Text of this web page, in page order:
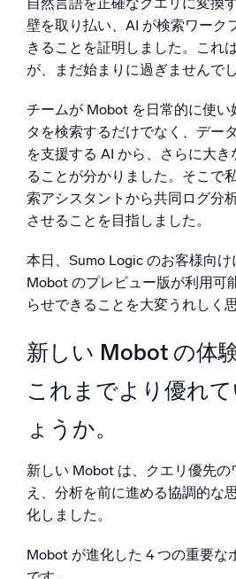
強力な統合
壁を取り払い、AI が検索ワーク
きることを証明しました。これ
が、まだ始まりに過ぎませんでし
チームが Mobot を日常的に使い
タを検索するだけでなく、デー
を支援する AI から、さらに大
ることが分かりました。そこで
索アシスタントから共同ログ分
させることを目指しました。
本日、Sumo Logic のお客様向
Mobot のプレビュー版が利用可
らせできることを大変うれしく
新しい Mobot の体
これまでより優れ
ょうか。
新しい Mobot は、クエリ優先の
え、分析を前に進める協調的な
化しました。
Mobot が進化した 4 つの重要な